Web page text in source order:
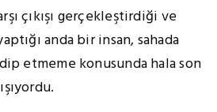
çıkışı gerçekleştirdiği ve
anda bir insan, sahada
etmeme konusunda hala son